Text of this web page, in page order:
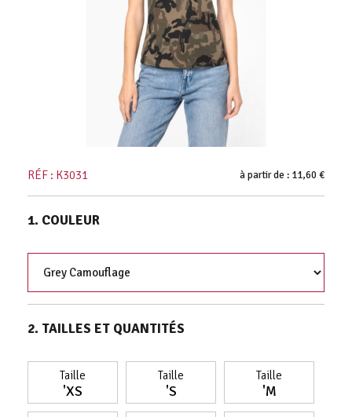
RÉF : K3031 à partir de : 11,60 €
1. COULEUR
2. TAILLES ET QUANTITÉS
Taille
'XS
Taille
'S
Taille
'M